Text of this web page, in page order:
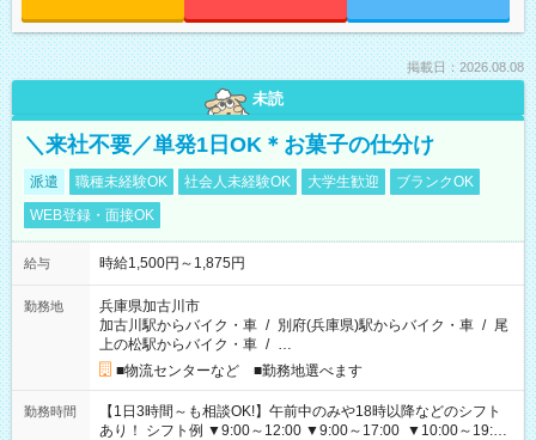
掲載日：2026.08.08
未読
＼来社不要／単発1日OK＊お菓子の仕分け
派遣 職種未経験OK 社会人未経験OK 大学生歓迎
ブランクOK
WEB登録・面接OK
給与 時給1,500円～1,875円
勤務地
兵庫県加古川市
加古川駅からバイク・車 / 別府(兵庫県)駅からバイク・車 / 尾
上の松駅からバイク・車 / …
■物流センターなど ■勤務地選べます
勤務時間
【1日3時間～も相談OK!】午前中のみや18時以降などのシフト
あり！ シフト例 ▼9:00～12:00 ▼9:00～17:00 ▼10:00～19:00